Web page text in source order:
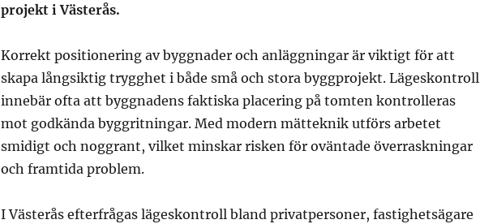
projekt i Västerås.
Korrekt positionering av byggnader och anläggningar är viktigt för att
skapa långsiktig trygghet i både små och stora byggprojekt. Lägeskontroll
innebär ofta att byggnadens faktiska placering på tomten kontrolleras
mot godkända byggritningar. Med modern mätteknik utförs arbetet
smidigt och noggrant, vilket minskar risken för oväntade överraskningar
och framtida problem.
I Västerås efterfrågas lägeskontroll bland privatpersoner, fastighetsägare